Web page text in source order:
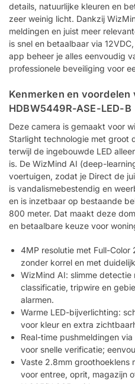
details, natuurlijke kleuren en
zeer weinig licht. Dankzij
meldingen en juist meer
is snel en betaalbaar via
app beheer je alles eenvoudig
professionele beveiliging voor
Kenmerken en voordelen
HDBW5449R-ASE-LED-B
Deze camera is gemaakt voor
Starlight technologie met groot
terwijl de ingebouwde LED
is. De WizMind AI (deep-
voertuigen, zodat je Direct de
is vandalismebestendig en
en is inzetbaar op bestaande
800 meter. Dat maakt deze
en betaalbare keuze voor
4MP resolutie met Full-
zonder korrel en met
WizMind AI: slimme
classificatie, tripwire en
alarmen.
Warme LED-bijverlichting:
voor kleur en extra
Real-time pushmeldingen
voor snelle verificatie;
Vaste 2.8mm groothoeklens
voor entree, oprit, magazijn